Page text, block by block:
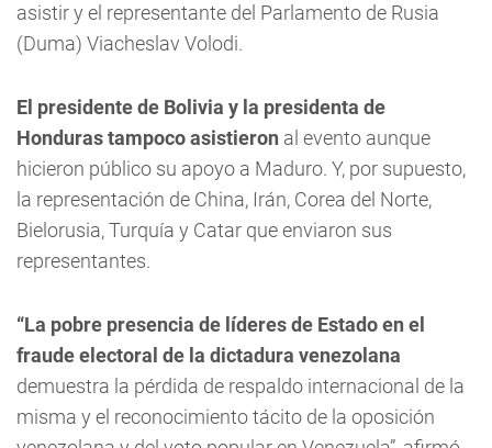
asistir y el representante del Parlamento de Rusia
(Duma) Viacheslav Volodi.
El presidente de Bolivia y la presidenta de
Honduras tampoco asistieron al evento aunque
hicieron público su apoyo a Maduro. Y, por supuesto,
la representación de China, Irán, Corea del Norte,
Bielorusia, Turquía y Catar que enviaron sus
representantes.
“La pobre presencia de líderes de Estado en el
fraude electoral de la dictadura venezolana
demuestra la pérdida de respaldo internacional de la
misma y el reconocimiento tácito de la oposición